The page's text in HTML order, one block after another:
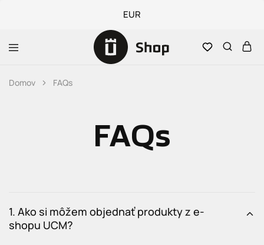
EUR
UCM
Domov FAQs
FAQs
1. Ako si môžem objednať produkty z e-
shopu UCM?